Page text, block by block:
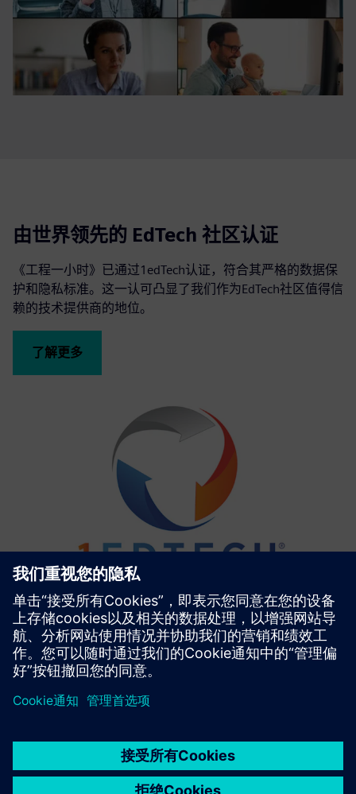
由世界领先的 EdTech 社区认证
《工程一小时》已通过1edTech认证，符合其严格的数据保
护和隐私标准。这一认可凸显了我们作为EdTech社区值得信
赖的技术提供商的地位。
了解更多